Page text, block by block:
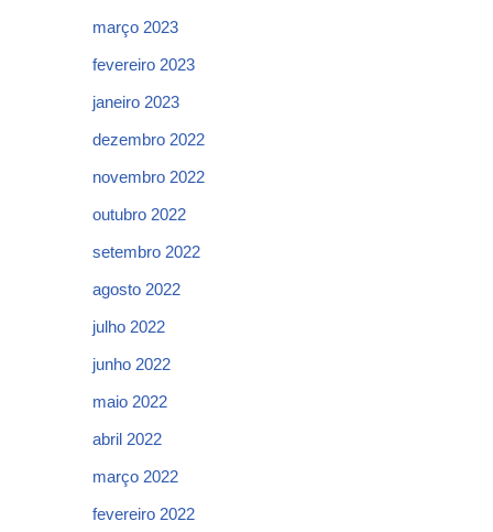
março 2023
fevereiro 2023
janeiro 2023
dezembro 2022
novembro 2022
outubro 2022
setembro 2022
agosto 2022
julho 2022
junho 2022
maio 2022
abril 2022
março 2022
fevereiro 2022